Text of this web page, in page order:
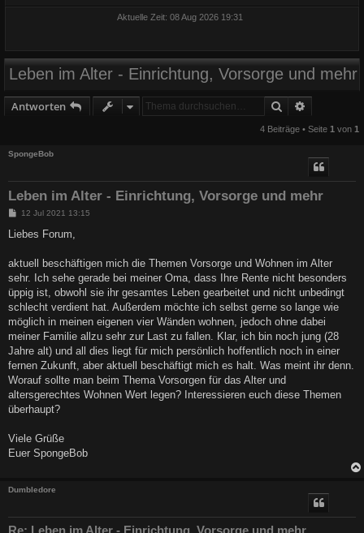
e
Aktuelle Zeit: 08 Aug 2026 19:31
Leben im Alter - Einrichtung, Vorsorge und mehr
Antworten Suche
4 Beiträge • Seite 1 von 1
SpongeBob
Leben im Alter - Einrichtung, Vorsorge und mehr
B
i
a
12 Jul 2021 13:15
Liebes Forum,
aktuell beschäftigen mich die Themen Vorsorge und Wohnen im Alter
sehr. Ich sehe gerade bei meiner Oma, dass Ihre Rente nicht besonders
üppig ist, obwohl sie ihr gesamtes Leben gearbeitet und nicht unbedingt
schlecht verdient hat. Außerdem möchte ich selbst gerne so lange wie
möglich in meinen eigenen vier Wänden wohnen, jedoch ohne dabei
meiner Familie allzu sehr zur Last zu fallen. Klar, ich bin noch jung (28
Jahre alt) und all dies liegt für mich persönlich hoffentlich noch in einer
fernen Zukunft, aber aktuell beschäftigt mich es halt. Was meint ihr denn.
Worauf sollte man beim Thema Vorsorgen für das Alter und
altersgerechtes Wohnen Wert legen? Interessieren euch diese Themen
überhaupt?
Viele Grüße
Euer SpongeBob
Dumbledore
Re: Leben im Alter - Einrichtung, Vorsorge und mehr